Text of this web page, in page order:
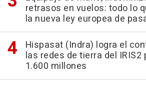
retrasos en vuelos: todo lo
la nueva ley europea de
Hispasat (Indra) logra el
las redes de tierra del IRIS2
1.600 millones